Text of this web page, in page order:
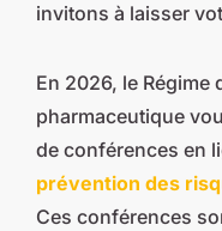
invitons à laisser
En 2026, le Régime
pharmaceutique
de conférences en
prévention des
Ces conférences